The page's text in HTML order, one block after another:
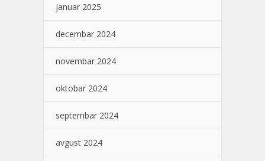
januar 2025
decembar 2024
novembar 2024
oktobar 2024
septembar 2024
avgust 2024